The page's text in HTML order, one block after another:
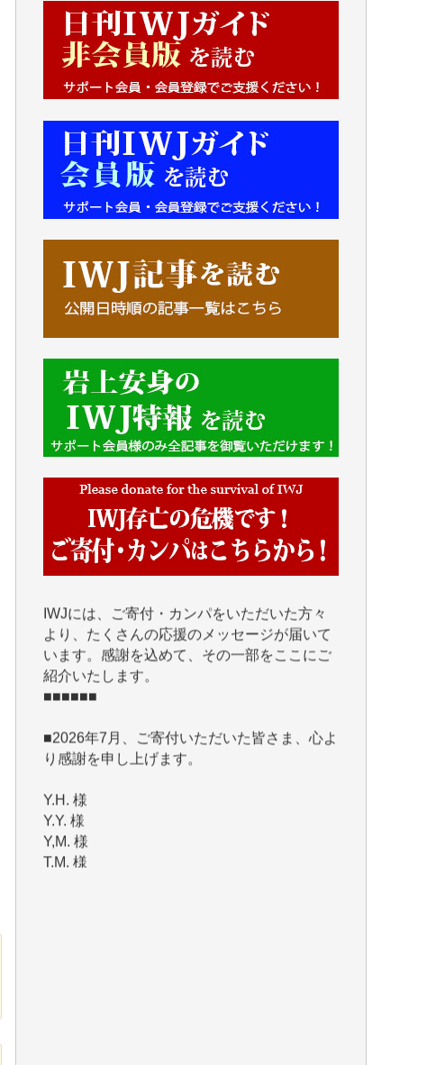
■■■■■■
IWJには、ご寄付・カンパをいただいた方々
います。感謝を込めて、その一部をここにご
紹介いたします。
■■■■■■
■2026年7月、ご寄付いただいた皆さま、心よ
Y.H. 様
Y,M. 様
T.M. 様
マツモト ヤスアキ 様
マシオン 恵美香 様